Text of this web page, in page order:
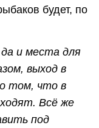
будет, по
и места для
выход в
том, что в
Всё же
под